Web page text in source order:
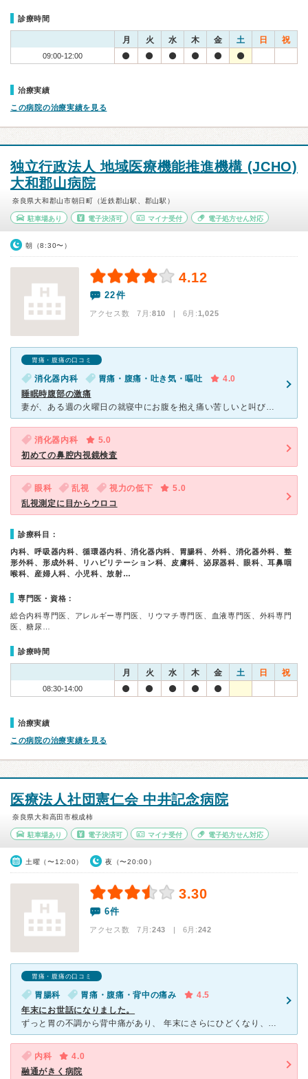
診療時間
月 火 水 木 金 土 日 祝
09:00-12:00
治療実績
この病院の治療実績を見る
独立行政法人 地域医療機能推進機構 (JCHO)
大和郡山病院
奈良県大和郡山市朝日町（近鉄郡山駅、郡山駅）
駐車場あり 電子決済可 マイナ受付 電子処方せん対応
朝（8:30〜）
4.12
22件
アクセス数 7月:810 | 6月:1,025
胃痛・腹痛の口コミ
消化器内科 胃痛・腹痛・吐き気・嘔吐
4.0
睡眠時腹部の激痛
妻が、ある週の火曜日の就寝中にお腹を抱え痛い苦しいと叫びだしたので、救急要請しようとしたら『朝まで様子を見るから救急は止めて』と言うので静観しました。朝には落ち着いたが、私の脳裏を過ったのは、彼女の直
消化器内科
5.0
初めての鼻腔内視鏡検査
眼科 乱視 視力の低下
5.0
乱視測定に目からウロコ
診療科目：
内科、呼吸器内科、循環器内科、消化器内科、胃腸科、外科、消化器外科、整
形外科、形成外科、リハビリテーション科、皮膚科、泌尿器科、眼科、耳鼻咽
喉科、産婦人科、小児科、放射…
専門医・資格：
総合内科専門医、アレルギー専門医、リウマチ専門医、血液専門医、外科専門
医、糖尿…
診療時間
月 火 水 木 金 土 日 祝
08:30-14:00
治療実績
この病院の治療実績を見る
医療法人社団憲仁会 中井記念病院
奈良県大和高田市根成柿
駐車場あり 電子決済可 マイナ受付 電子処方せん対応
土曜（〜12:00） 夜（〜20:00）
3.30
6件
アクセス数 7月:243 | 6月:242
胃痛・腹痛の口コミ
胃腸科 胃痛・腹痛・背中の痛み
4.5
年末にお世話になりました。
ずっと胃の不調から背中痛があり、 年末にさらにひどくなり、不安感で診察に行きました。 夜間にも関わらずctも撮ってくださり、 胃の厚みからみて救急な状態ではないよ、心療内科系な気がするねと言われ
内科
4.0
融通がきく病院